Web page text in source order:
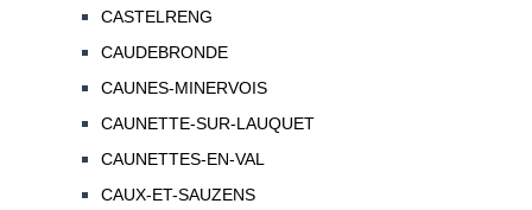
CASTELRENG
CAUDEBRONDE
CAUNES-MINERVOIS
CAUNETTE-SUR-LAUQUET
CAUNETTES-EN-VAL
CAUX-ET-SAUZENS